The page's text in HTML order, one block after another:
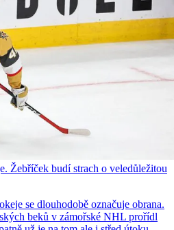
Žebříček budí strach o veledůležitou
se dlouhodobě označuje obrana.
beků v zámořské NHL prořídl